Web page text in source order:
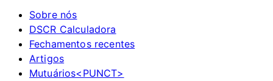
Sobre nós
DSCR Calculadora
Fechamentos recentes
Artigos
Mutuários<PUNCT>